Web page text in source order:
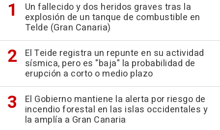
Un fallecido y dos heridos graves tras la
explosión de un tanque de combustible en
Telde (Gran Canaria)
El Teide registra un repunte en su actividad
sísmica, pero es "baja" la probabilidad de
erupción a corto o medio plazo
El Gobierno mantiene la alerta por riesgo de
incendio forestal en las islas occidentales y
la amplía a Gran Canaria